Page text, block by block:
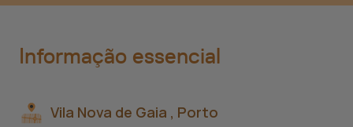
Informação essencial
Vila Nova de Gaia , Porto